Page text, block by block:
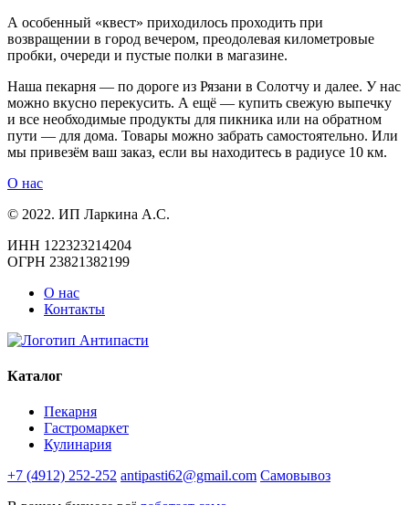
А особенный «квест» приходилось проходить при
возвращении в город вечером, преодолевая километровые
пробки, очереди и пустые полки в магазине.
Наша пекарня — по дороге из Рязани в Солотчу и далее. У нас
можно вкусно перекусить. А ещё — купить свежую выпечку
и все необходимые продукты для пикника или на обратном
пути — для дома. Товары можно забрать самостоятельно. Или
мы привезём ваш заказ, если вы находитесь в радиусе 10 км.
О нас
© 2022. ИП Ларкина А.С.
ИНН 122323214204
ОГРН 23821382199
О нас
Контакты
Каталог
Пекарня
Гастромаркет
Кулинария
+7 (4912) 252-252 antipasti62@gmail.com Самовывоз